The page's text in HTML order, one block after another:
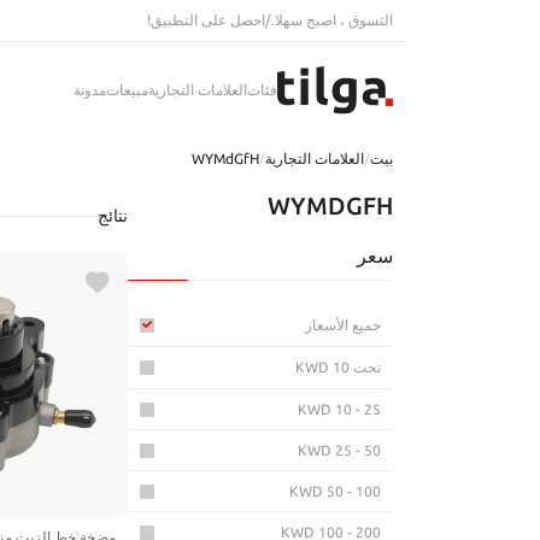
التسوق ، اصبح سهلا./احصل على التطبيق!
فئات العلامات التجاريةمبيعاتمدونة
بيت/ العلامات التجارية/
WYMdGfH
WYMDGFH
سعر
جميع الأسعار
تحت KWD 10
KWD 10 - 25
KWD 25 - 50
KWD 50 - 100
KWD 100 - 200
نتائج